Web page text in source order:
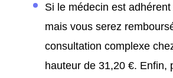
Si le médecin est
mais vous serez
consultation complexe
hauteur de 31,20 €. Enfin,